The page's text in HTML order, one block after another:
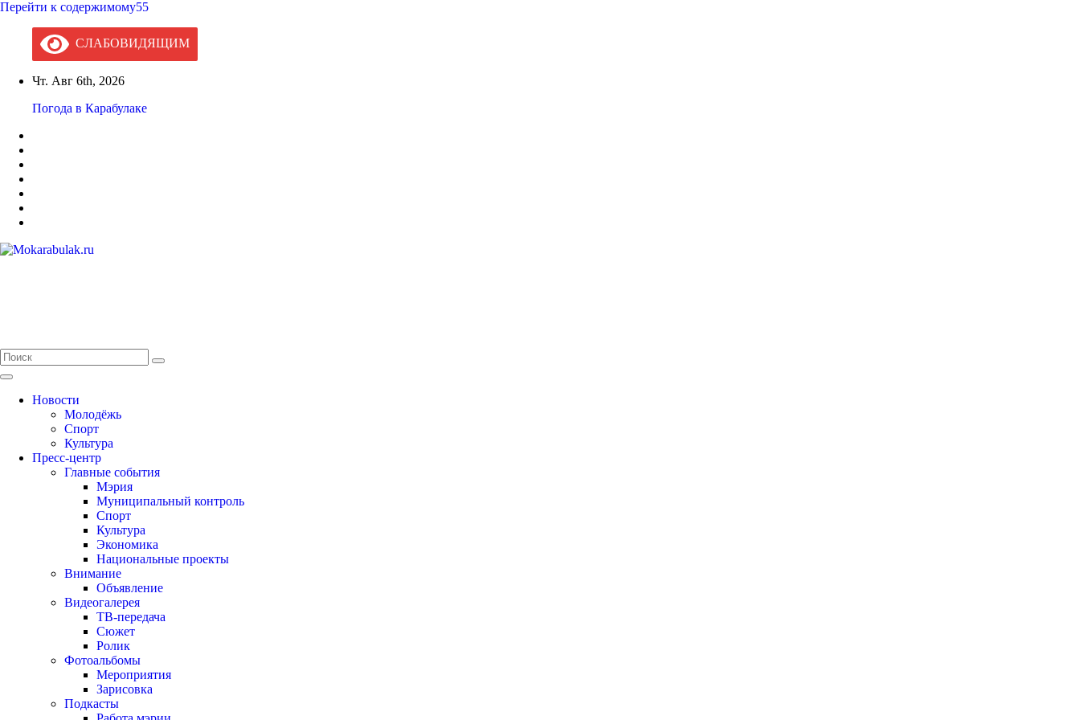
Перейти к содержимому55
СЛАБОВИДЯЩИМ
Чт. Авг 6th, 2026
Погода в Карабулаке
Новости
Молодёжь
Спорт
Культура
Пресс-центр
Главные события
Мэрия
Муниципальный контроль
Спорт
Культура
Экономика
Национальные проекты
Внимание
Объявление
Видеогалерея
ТВ-передача
Сюжет
Ролик
Фотоальбомы
Мероприятия
Зарисовка
Подкасты